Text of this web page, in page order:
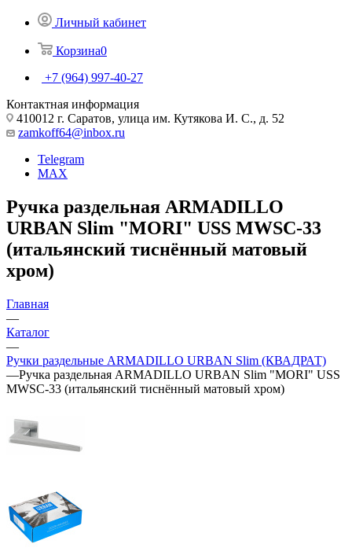
Личный кабинет
Корзина0
+7 (964) 997-40-27
Контактная информация
410012 г. Саратов, улица им. Кутякова И. С., д. 52
zamkoff64@inbox.ru
Telegram
MAX
Ручка раздельная ARMADILLO
URBAN Slim "MORI" USS MWSC-33
(итальянский тиснённый матовый
хром)
Главная
—
Каталог
—
Ручки раздельные ARMADILLO URBAN Slim (КВАДРАТ)
—Ручка раздельная ARMADILLO URBAN Slim "MORI" USS
MWSC-33 (итальянский тиснённый матовый хром)